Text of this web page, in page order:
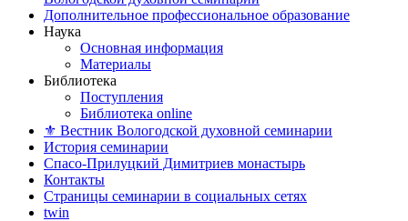
Дополнительное профессиональное образование
Наука
Основная информация
Материалы
Библиотека
Поступления
Библиотека online
⚜ Вестник Вологодской духовной семинарии
История семинарии
Спасо-Прилуцкий Димитриев монастырь
Контакты
Страницы семинарии в социальных сетях
twin